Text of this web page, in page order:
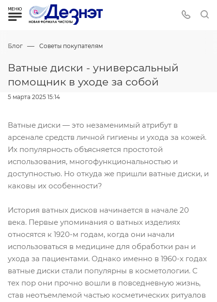
Блог — Советы покупателям
Ватные диски - универсальный
помощник в уходе за собой
5 марта 2025 15:14
Ватные диски — это незаменимый атрибут в
арсенале средств личной гигиены и ухода за кожей.
Их популярность объясняется простотой
использования, многофункциональностью и
доступностью. Но откуда же пришли ватные диски, и
каковы их особенности?
История ватных дисков начинается в начале 20
века. Первые упоминания о ватных изделиях
относятся к 1920-м годам, когда они начали
использоваться в медицине для обработки ран и
ухода за пациентами. Однако именно в 1960-х годах
ватные диски стали популярны в косметологии. С
тех пор они прочно вошли в повседневную жизнь,
став неотъемлемой частью косметических ритуалов